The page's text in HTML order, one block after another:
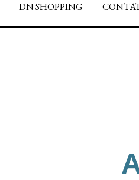
DN SHOPPING